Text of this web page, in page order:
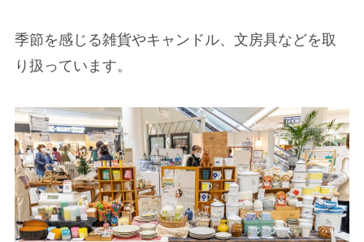
季節を感じる雑貨やキャンドル、文房具などを取
り扱っています。